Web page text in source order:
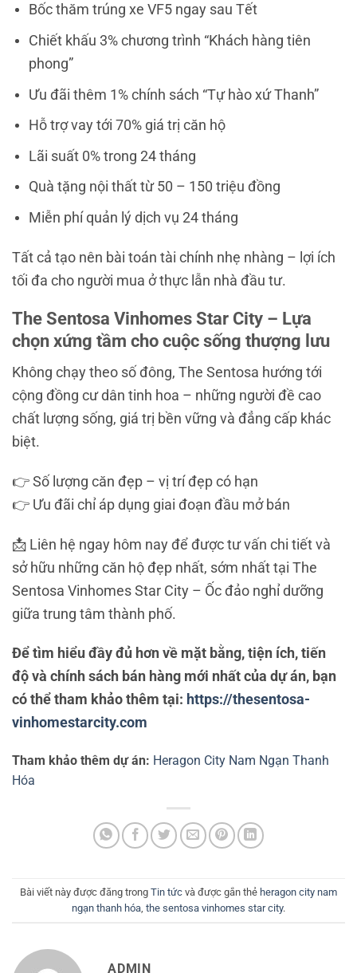
Bốc thăm trúng xe VF5 ngay sau Tết
Chiết khấu 3% chương trình “Khách hàng tiên
phong”
Ưu đãi thêm 1% chính sách “Tự hào xứ Thanh”
Hỗ trợ vay tới 70% giá trị căn hộ
Lãi suất 0% trong 24 tháng
Quà tặng nội thất từ 50 – 150 triệu đồng
Miễn phí quản lý dịch vụ 24 tháng
Tất cả tạo nên bài toán tài chính nhẹ nhàng – lợi ích
tối đa cho người mua ở thực lẫn nhà đầu tư.
The Sentosa Vinhomes Star City – Lựa
chọn xứng tầm cho cuộc sống thượng lưu
Không chạy theo số đông, The Sentosa hướng tới
cộng đồng cư dân tinh hoa – những người đề cao
chất lượng sống, giá trị bền vững và đẳng cấp khác
biệt.
👉 Số lượng căn đẹp – vị trí đẹp có hạn
👉 Ưu đãi chỉ áp dụng giai đoạn đầu mở bán
📩 Liên hệ ngay hôm nay để được tư vấn chi tiết và
sở hữu những căn hộ đẹp nhất, sớm nhất tại The
Sentosa Vinhomes Star City – Ốc đảo nghỉ dưỡng
giữa trung tâm thành phố.
Để tìm hiểu đầy đủ hơn về mặt bằng, tiện ích, tiến
độ và chính sách bán hàng mới nhất của dự án, bạn
có thể tham khảo thêm tại: https://thesentosa-
vinhomestarcity.com
Tham khảo thêm dự án: Heragon City Nam Ngạn Thanh
Hóa
Bài viết này được đăng trong Tin tức và được gắn thẻ heragon city nam
ngạn thanh hóa the sentosa vinhomes star city.
ADMIN